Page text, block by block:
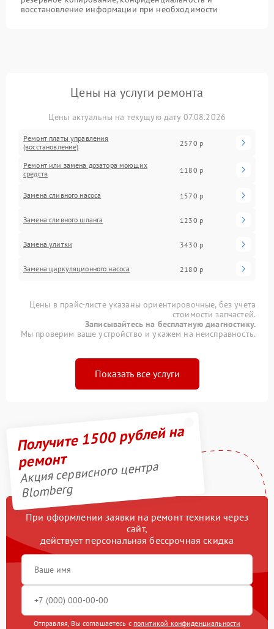
восстановление информации при необходимости
Цены на услуги ремонта
Цены актуальны на текущую дату 07.08.2026
Ремонт платы управления
(восстановление)
2570 р
Ремонт или замена дозатора моющих
средств
1180 р
Замена сливного насоса 1570 р
Замена сливного шланга 1230 р
Замена улитки 3430 р
Замена циркуляционного насоса 2180 р
Цены в прайс-листе указаны ориентировочные, без учета
стоимости запчастей.
Записывайтесь на бесплатную диагностику.
Мы проверим ваше устройство и укажем на неисправность.
Показать все услуги
Получите 1500 рублей на
ремонт
Акция сервисного центра
Blomberg
При оформлении заявки на ремонт техники через
сайт,
действует персональная бессрочная скидка
Отправляя, Вы соглашаетесь с политикой конфиденциальности